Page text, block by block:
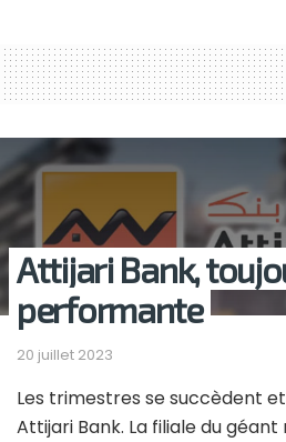
Attijari Bank,
performante
20 juillet 2023
Les trimestres se succèdent
Attijari Bank. La filiale du